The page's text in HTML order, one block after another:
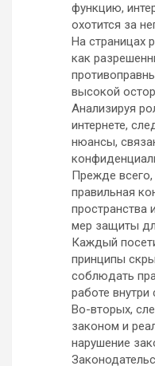
функцию,
охотится за
На страницах
как
высокой
Анализируя
интернете,
нюансы,
Прежде
правильная
пространства
мер защиты
Каждый
принципы
соблюдать
работе внутри
Во-вторых,
законом и
нарушение